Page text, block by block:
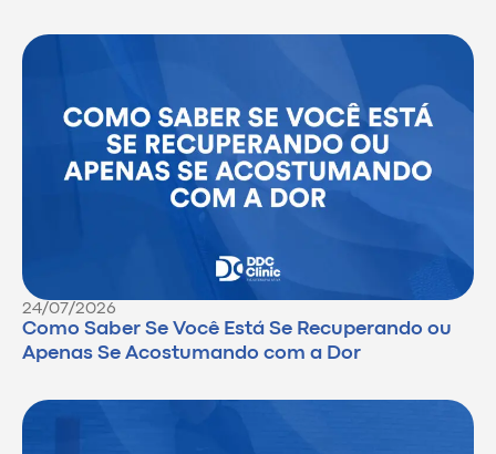
24/07/2026
Como Saber Se Você Está Se Recuperando ou
Apenas Se Acostumando com a Dor